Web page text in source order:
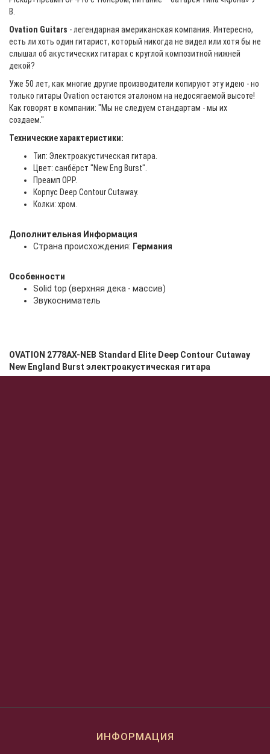
В.
Ovation Guitars - легендарная американская компания. Интересно,
есть ли хоть один гитарист, который никогда не видел или хотя бы не
слышал об акустических гитарах с круглой композитной нижней
декой?
Уже 50 лет, как многие другие производители копируют эту идею - но
только гитары Ovation остаются эталоном на недосягаемой высоте!
Как говорят в компании: "Мы не следуем стандартам - мы их
создаем."
Технические характеристики:
Тип: Электроакустическая гитара.
Цвет: санбёрст "New Eng Burst".
Преамп OPP.
Корпус Deep Contour Cutaway.
Колки: хром.
Дополнительная Информация
Страна происхождения: Германия
Особенности
Solid top (верхняя дека - массив)
Звукосниматель
OVATION 2778AX-NEB Standard Elite Deep Contour Cutaway
New England Burst электроакустическая гитара
ИНФОРМАЦИЯ